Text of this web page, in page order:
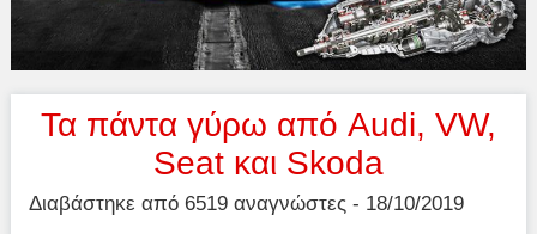
Τα πάντα γύρω από Audi, VW,
Seat και Skoda
Διαβάστηκε από 6519 αναγνώστες - 18/10/2019